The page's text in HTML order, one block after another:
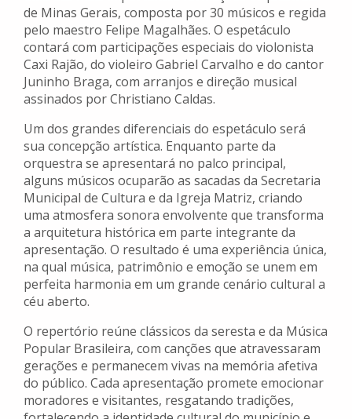
de Minas Gerais, composta por 30 músicos e regida
pelo maestro Felipe Magalhães. O espetáculo
contará com participações especiais do violonista
Caxi Rajão, do violeiro Gabriel Carvalho e do cantor
Juninho Braga, com arranjos e direção musical
assinados por Christiano Caldas.
Um dos grandes diferenciais do espetáculo será
sua concepção artística. Enquanto parte da
orquestra se apresentará no palco principal,
alguns músicos ocuparão as sacadas da Secretaria
Municipal de Cultura e da Igreja Matriz, criando
uma atmosfera sonora envolvente que transforma
a arquitetura histórica em parte integrante da
apresentação. O resultado é uma experiência única,
na qual música, patrimônio e emoção se unem em
perfeita harmonia em um grande cenário cultural a
céu aberto.
O repertório reúne clássicos da seresta e da Música
Popular Brasileira, com canções que atravessaram
gerações e permanecem vivas na memória afetiva
do público. Cada apresentação promete emocionar
moradores e visitantes, resgatando tradições,